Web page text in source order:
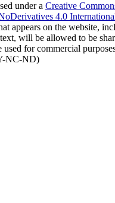
under a Creative
4.0
appears on the website,
will be allowed to be
used for commercial
NC-ND)